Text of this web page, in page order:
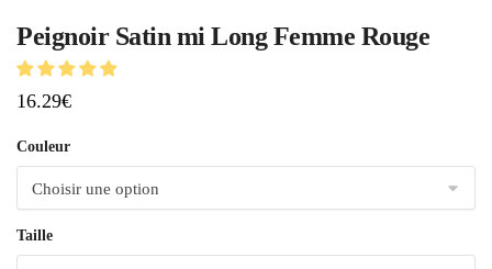
Peignoir Satin mi Long Femme Rouge
16.29€
Couleur
Taille